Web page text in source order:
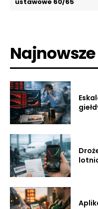
Najnowsze